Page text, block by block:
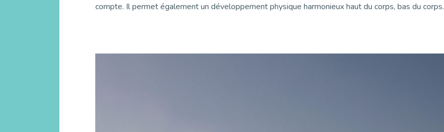
compte. Il permet également un développement physique harmonieux haut du corps, bas du corps.